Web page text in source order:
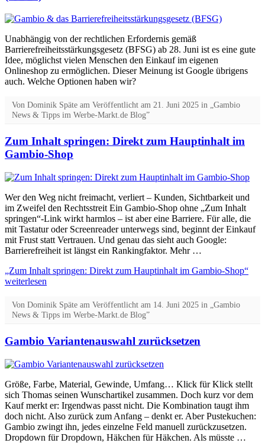
Unabhängig von der rechtlichen Erfordernis gemäß
Barrierefreiheitsstärkungsgesetz (BFSG) ab 28. Juni ist es eine gute
Idee, möglichst vielen Menschen den Einkauf im eigenen
Onlineshop zu ermöglichen. Dieser Meinung ist Google übrigens
auch. Welche Optionen haben wir?
Von Dominik Späteam Veröffentlicht am 21. Juni 2025in „Gambio
News & Tipps im Werbe-Markt.de Blog”
Zum Inhalt springen: Direkt zum Hauptinhalt im
Gambio-Shop
Wer den Weg nicht freimacht, verliert – Kunden, Sichtbarkeit und
im Zweifel den Rechtsstreit Ein Gambio-Shop ohne „Zum Inhalt
springen“-Link wirkt harmlos – ist aber eine Barriere. Für alle, die
mit Tastatur oder Screenreader unterwegs sind, beginnt der Einkauf
mit Frust statt Vertrauen. Und genau das sieht auch Google:
Barrierefreiheit ist längst ein Rankingfaktor. Mehr …
„Zum Inhalt springen: Direkt zum Hauptinhalt im Gambio-Shop“
weiterlesen
Von Dominik Späteam Veröffentlicht am 14. Juni 2025in „Gambio
News & Tipps im Werbe-Markt.de Blog”
Gambio Variantenauswahl zurücksetzen
Größe, Farbe, Material, Gewinde, Umfang… Klick für Klick stellt
sich Thomas seinen Wunschartikel zusammen. Doch kurz vor dem
Kauf merkt er: Irgendwas passt nicht. Die Kombination taugt ihm
doch nicht. Also zurück zum Anfang – denkt er. Aber Pustekuchen:
Gambio zwingt ihn, jedes einzelne Feld manuell zurückzusetzen.
Dropdown für Dropdown, Häkchen für Häkchen. Als müsste …